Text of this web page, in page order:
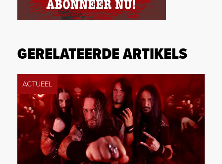
GERELATEERDE ARTIKELS
ACTUEEL